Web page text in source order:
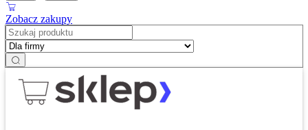
Zobacz zakupy